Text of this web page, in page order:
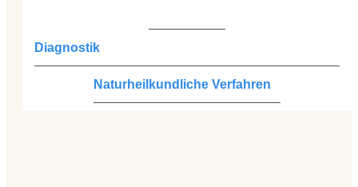
Diagnostik
Naturheilkundliche Verfahren